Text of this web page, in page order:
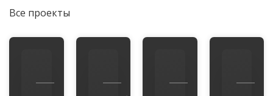
Все проекты